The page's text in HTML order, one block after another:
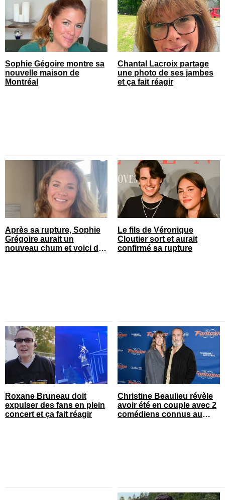
Sophie Gégoire montre sa
nouvelle maison de
Montréal
Chantal Lacroix partage
une photo de ses jambes
et ça fait réagir
Après sa rupture, Sophie
Grégoire aurait un
nouveau chum et voici de
Le fils de Véronique
Cloutier sort et aurait
confirmé sa rupture
Roxane Bruneau doit
expulser des fans en plein
concert et ça fait réagir
Christine Beaulieu révèle
avoir été en couple avec 2
comédiens connus au